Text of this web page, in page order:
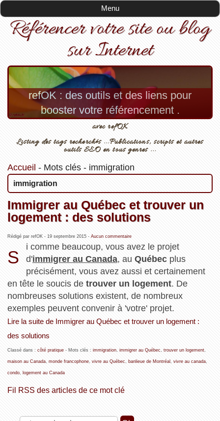
Menu
Référencer votre site ou blog
sur Internet
refOK : des outils et des liens pour
booster votre référencement .
avec refOK
Listing des tags recherchés ...Publications, scripts et autres
outils SEO en tous genres ...
Accueil - Mots clés- immigration
immigration
Immigrer au Québec et trouver un
logement : des solutions
Rédigé par refOK - 19 septembre 2015- Aucun commentaire
S
i comme beaucoup, vous avez le projet
d'immigrer au Canada, auQuébec plus
précisément, vous avez aussi et certainement
en tête le soucis de trouver un logement. De
nombreuses solutions existent, de nombreux
exemples peuvent convenir à 'votre' projet.
Lire la suite de Immigrer au Québec et trouver un logement :
des solutions
Classé dans : côté pratique- Mots clés : immigration, immigrer au Québec trouver un logement,
maison au Canada, monde francophone, vivre au Québec banlieue de Montréal vivre au canada,
condo, logement au Canada
Fil RSS des articles de ce mot clé